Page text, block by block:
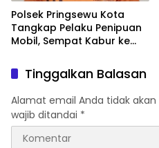
Polsek Pringsewu Kota
Tangkap Pelaku Penipuan
Mobil, Sempat Kabur ke
Tinggalkan Balasan
Alamat email Anda tidak akan
wajib ditandai *